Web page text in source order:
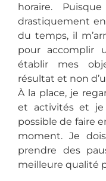
horaire.
drastiquement
du temps, il
pour accomplir
établir mes
résultat et non
À la place, je
et activités et je
possible de faire
moment. Je
prendre des
meilleure qualité